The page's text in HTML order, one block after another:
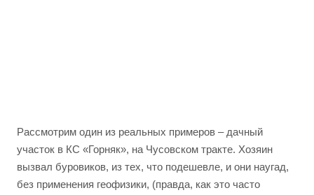
Рассмотрим один из реальных примеров – дачный
участок в КС «Горняк», на Чусовском тракте. Хозяин
вызвал буровиков, из тех, что подешевле, и они наугад,
без применения геофизики, (правда, как это часто